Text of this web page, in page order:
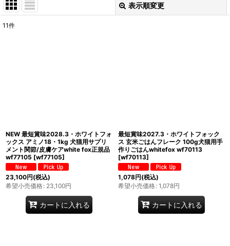
表示順変更
11件
NEW 最短賞味2028.3・ホワイトフォ
ックス アミノ18・1kg 犬猫用サプリ
メント関節/皮膚ケアwhite fox正規品
wf77105 [wf77105]
23,100円(税込)
希望小売価格: 23,100円
カートに入れる
最短賞味2027.3・ホワイトフォック
ス 玄米ごはんフレーク 100g犬猫用手
作りごはんwhitefox wf70113
[wf70113]
1,078円(税込)
希望小売価格: 1,078円
カートに入れる